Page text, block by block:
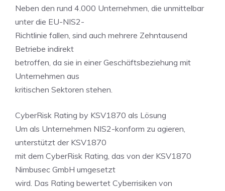
Neben den rund 4.000 Unternehmen, die unmittelbar
unter die EU-NIS2-
Richtlinie fallen, sind auch mehrere Zehntausend
Betriebe indirekt
betroffen, da sie in einer Geschäftsbeziehung mit
Unternehmen aus
kritischen Sektoren stehen.
CyberRisk Rating by KSV1870 als Lösung
Um als Unternehmen NIS2-konform zu agieren,
unterstützt der KSV1870
mit dem CyberRisk Rating, das von der KSV1870
Nimbusec GmbH umgesetzt
wird. Das Rating bewertet Cyberrisiken von